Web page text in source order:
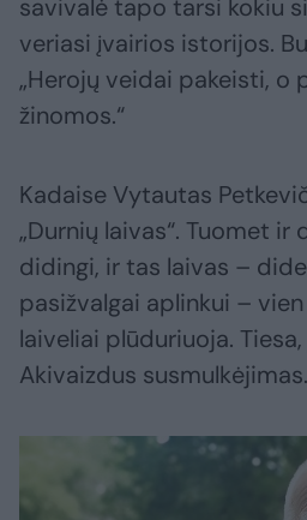
savivalė tapo tarsi kokiu
veriasi įvairios istorijos.
„Herojų veidai pakeisti, o
žinomos.“
Kadaise Vytautas
„Durnių laivas“. Tuomet ir
didingi, ir tas laivas –
pasižvalgai aplinkui –
laiveliai plūduriuoja.
Akivaizdus susmulkėjimas.